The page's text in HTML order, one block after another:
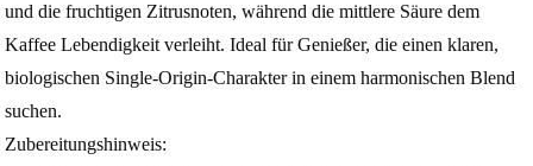
und die fruchtigen Zitrusnoten, während die mittlere Säure dem
Kaffee Lebendigkeit verleiht. Ideal für Genießer, die einen klaren,
biologischen Single‑Origin‑Charakter in einem harmonischen Blend
suchen.
Zubereitungshinweis: